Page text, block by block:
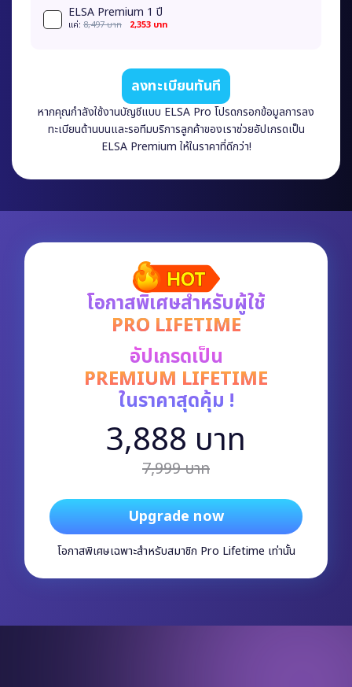
ELSA Premium 1 ปี
เเค่: 8,497 บาท 2,353 บาท
ลงทะเบียนทันที
หากคุณกำลังใช้งานบัญชีแบบ ELSA Pro โปรดกรอกข้อมูลการลง
ทะเบียนด้านบนและรอทีมบริการลูกค้าของเราช่วยอัปเกรดเป็น
ELSA Premium ให้ในราคาที่ดีกว่า!
โอกาสพิเศษสำหรับผู้ใช้
PRO LIFETIME
อัปเกรดเป็น
PREMIUM LIFETIME
ในราคาสุดคุ้ม !
3,888 บาท
7,999 บาท
Upgrade now
โอกาสพิเศษเฉพาะสำหรับสมาชิก Pro Lifetime เท่านั้น